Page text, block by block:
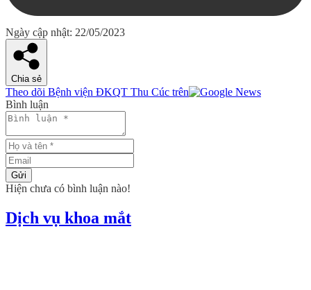
Ngày cập nhật: 22/05/2023
Chia sẻ
Theo dõi Bệnh viện ĐKQT Thu Cúc trên
Bình luận
Gửi
Hiện chưa có bình luận nào!
Dịch vụ khoa mắt